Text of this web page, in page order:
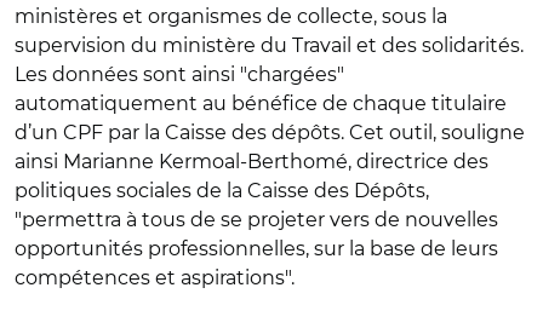
ministères et organismes de collecte, sous la
supervision du ministère du Travail et des solidarités.
Les données sont ainsi "chargées"
automatiquement au bénéfice de chaque titulaire
d’un CPF par la Caisse des dépôts. Cet outil, souligne
ainsi Marianne Kermoal-Berthomé, directrice des
politiques sociales de la Caisse des Dépôts,
"permettra à tous de se projeter vers de nouvelles
opportunités professionnelles, sur la base de leurs
compétences et aspirations".